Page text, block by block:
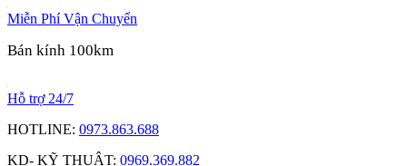
Miễn Phí Vận Chuyển
Bán kính 100km
Hỗ trợ 24/7
HOTLINE: 0973.863.688
KD- KỸ THUẬT: 0969.369.882